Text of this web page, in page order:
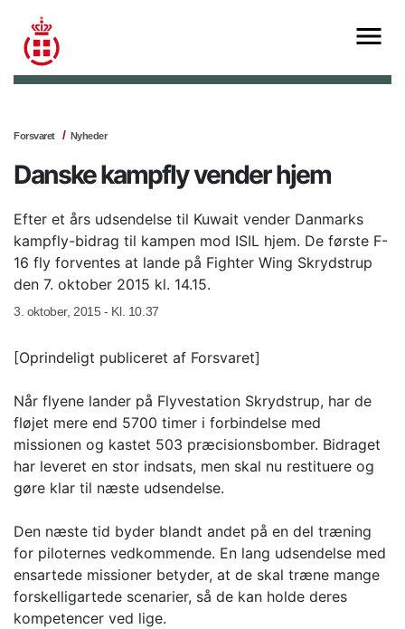
Forsvaret Nyheder
Danske kampfly vender hjem
Efter et års udsendelse til Kuwait vender Danmarks
kampfly-bidrag til kampen mod ISIL hjem. De første F-
16 fly forventes at lande på Fighter Wing Skrydstrup
den 7. oktober 2015 kl. 14.15.
3. oktober, 2015 - Kl. 10.37
[Oprindeligt publiceret af Forsvaret]
Når flyene lander på Flyvestation Skrydstrup, har de
fløjet mere end 5700 timer i forbindelse med
missionen og kastet 503 præcisionsbomber. Bidraget
har leveret en stor indsats, men skal nu restituere og
gøre klar til næste udsendelse.
Den næste tid byder blandt andet på en del træning
for piloternes vedkommende. En lang udsendelse med
ensartede missioner betyder, at de skal træne mange
forskelligartede scenarier, så de kan holde deres
kompetencer ved lige.